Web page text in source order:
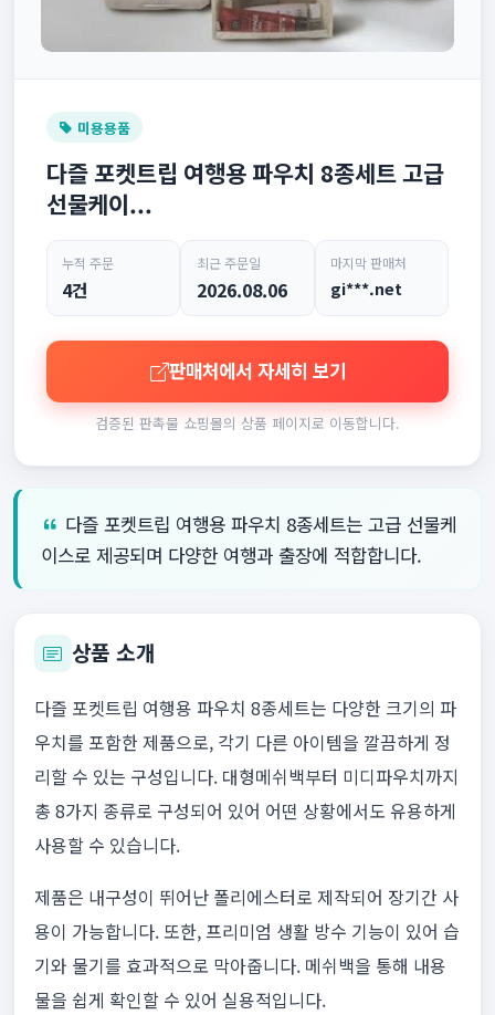
미용용품
다즐 포켓트립 여행용 파우치 8종세트 고급
선물케이...
누적 주문
4건
최근 주문일
2026.08.06
마지막 판매처
gi***.net
판매처에서 자세히 보기
검증된 판촉물 쇼핑몰의 상품 페이지로 이동합니다.
다즐 포켓트립 여행용 파우치 8종세트는 고급 선물케
이스로 제공되며 다양한 여행과 출장에 적합합니다.
상품 소개
다즐 포켓트립 여행용 파우치 8종세트는 다양한 크기의 파
우치를 포함한 제품으로, 각기 다른 아이템을 깔끔하게 정
리할 수 있는 구성입니다. 대형메쉬백부터 미디파우치까지
총 8가지 종류로 구성되어 있어 어떤 상황에서도 유용하게
사용할 수 있습니다.
제품은 내구성이 뛰어난 폴리에스터로 제작되어 장기간 사
용이 가능합니다. 또한, 프리미엄 생활 방수 기능이 있어 습
기와 물기를 효과적으로 막아줍니다. 메쉬백을 통해 내용
물을 쉽게 확인할 수 있어 실용적입니다.